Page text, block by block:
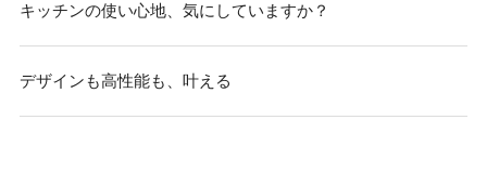
キッチンの使い心地、気にしていますか？
デザインも高性能も、叶える